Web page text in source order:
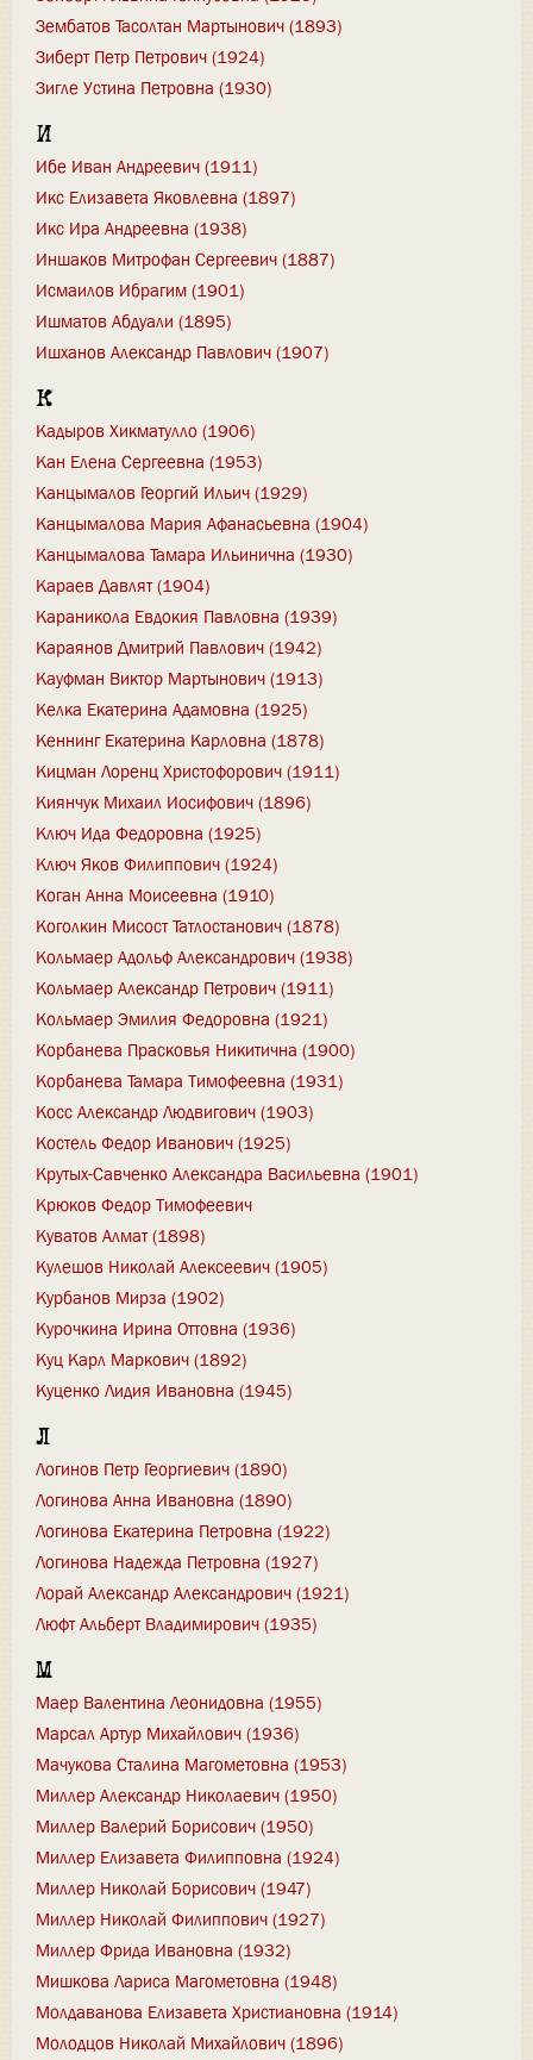
Зембатов Тасолтан Мартынович (1893)
Зиберт Петр Петрович (1924)
Зигле Устина Петровна (1930)
И
Ибе Иван Андреевич (1911)
Икс Елизавета Яковлевна (1897)
Икс Ира Андреевна (1938)
Иншаков Митрофан Сергеевич (1887)
Исмаилов Ибрагим (1901)
Ишматов Абдуали (1895)
Ишханов Александр Павлович (1907)
К
Кадыров Хикматулло (1906)
Кан Елена Сергеевна (1953)
Канцымалов Георгий Ильич (1929)
Канцымалова Мария Афанасьевна (1904)
Канцымалова Тамара Ильинична (1930)
Караев Давлят (1904)
Караникола Евдокия Павловна (1939)
Караянов Дмитрий Павлович (1942)
Кауфман Виктор Мартынович (1913)
Келка Екатерина Адамовна (1925)
Кеннинг Екатерина Карловна (1878)
Кицман Лоренц Христофорович (1911)
Киянчук Михаил Иосифович (1896)
Ключ Ида Федоровна (1925)
Ключ Яков Филиппович (1924)
Коган Анна Моисеевна (1910)
Коголкин Мисост Татлостанович (1878)
Кольмаер Адольф Александрович (1938)
Кольмаер Александр Петрович (1911)
Кольмаер Эмилия Федоровна (1921)
Корбанева Прасковья Никитична (1900)
Корбанева Тамара Тимофеевна (1931)
Косс Александр Людвигович (1903)
Костель Федор Иванович (1925)
Крутых-Савченко Александра Васильевна (1901)
Крюков Федор Тимофеевич
Куватов Алмат (1898)
Кулешов Николай Алексеевич (1905)
Курбанов Мирза (1902)
Курочкина Ирина Оттовна (1936)
Куц Карл Маркович (1892)
Куценко Лидия Ивановна (1945)
Л
Логинов Петр Георгиевич (1890)
Логинова Анна Ивановна (1890)
Логинова Екатерина Петровна (1922)
Логинова Надежда Петровна (1927)
Лорай Александр Александрович (1921)
Люфт Альберт Владимирович (1935)
М
Маер Валентина Леонидовна (1955)
Марсал Артур Михайлович (1936)
Мачукова Сталина Магометовна (1953)
Миллер Александр Николаевич (1950)
Миллер Валерий Борисович (1950)
Миллер Елизавета Филипповна (1924)
Миллер Николай Борисович (1947)
Миллер Николай Филиппович (1927)
Миллер Фрида Ивановна (1932)
Мишкова Лариса Магометовна (1948)
Молдаванова Елизавета Христиановна (1914)
Молодцов Николай Михайлович (1896)